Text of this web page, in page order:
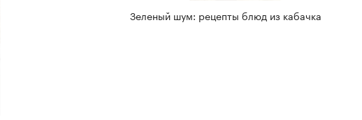
Зеленый шум: рецепты блюд из кабачка